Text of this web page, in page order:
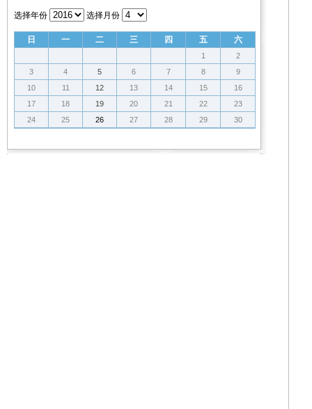
选择年份 选择月份
日 一 二 三 四 五 六
1
2
3
4 5 6 7 8
9
10
11 12 13 14 15
16
17
18 19 20 21 22
23
24
25 26 27 28 29 30